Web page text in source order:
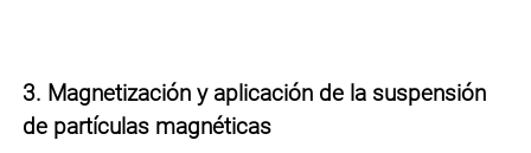
3. Magnetización y aplicación de la suspensión
de partículas magnéticas